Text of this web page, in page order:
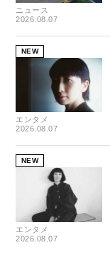
ニュース
2026.08.07
NEW
エンタメ
2026.08.07
NEW
エンタメ
2026.08.07